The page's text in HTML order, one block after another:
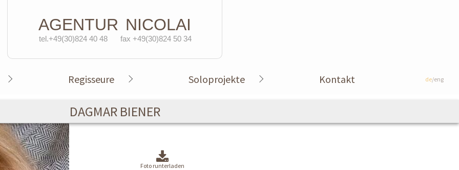
AGENTUR NICOLAI
tel.+49(30)824 40 48 fax +49(30)824 50 34
Regisseure Soloprojekte Kontakt de/eng
DAGMAR BIENER
Foto runterladen